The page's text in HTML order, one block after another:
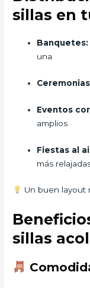
sillas en
Banquetes:
una
Eventos
amplios
Fiestas al
más
Un buen layout
sillas